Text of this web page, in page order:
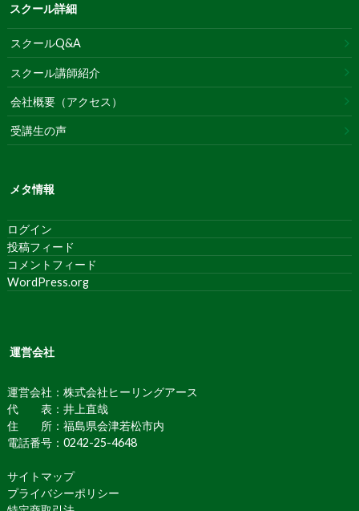
スクール詳細
スクールQ&A
スクール講師紹介
会社概要（アクセス）
受講生の声
メタ情報
ログイン
投稿フィード
コメントフィード
WordPress.org
運営会社
運営会社：株式会社ヒーリングアース
代 表：井上直哉
住 所：福島県会津若松市内
電話番号：0242-25-4648
サイトマップ
プライバシーポリシー